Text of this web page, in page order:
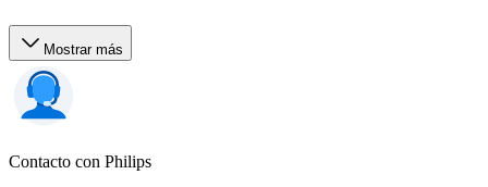
Mostrar más
Contacto con Philips